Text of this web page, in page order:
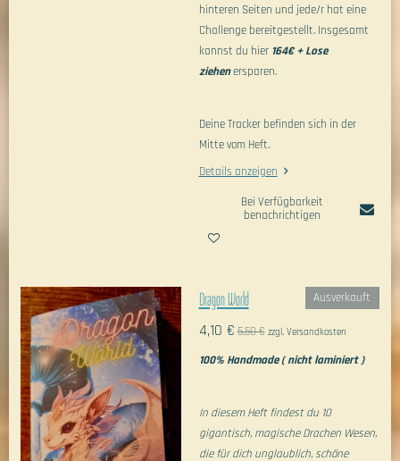
hinteren Seiten und jede/r hat eine
Challenge bereitgestellt. Insgesamt
kannst du hier 164€ + Lose
ziehenersparen.
Deine Tracker befinden sich in der
Mitte vom Heft.
Details anzeigen
Bei Verfügbarkeit
benachrichtigen
Ausverkauft
Dragon World
4,10 € 5,50 € zzgl. Versandkosten
100% Handmade ( nicht laminiert )
In diesem Heft findest du 10
gigantisch, magische Drachen Wesen,
die für dich unglaublich, schöne